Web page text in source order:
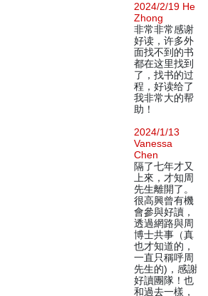
2024/2/19 He
Zhong
非常非常感谢
好读，许多外
面找不到的书
都在这里找到
了，找书的过
程，好读给了
我非常大的帮
助！
2024/1/13
Vanessa
Chen
隔了七年才又
上來，才知周
先生離開了。
很高興曾有機
會參與好讀，
透過網路與周
博士共事（真
也才知道的，
一直只稱呼周
先生的)，感謝
好讀團隊！也
和過去一樣，